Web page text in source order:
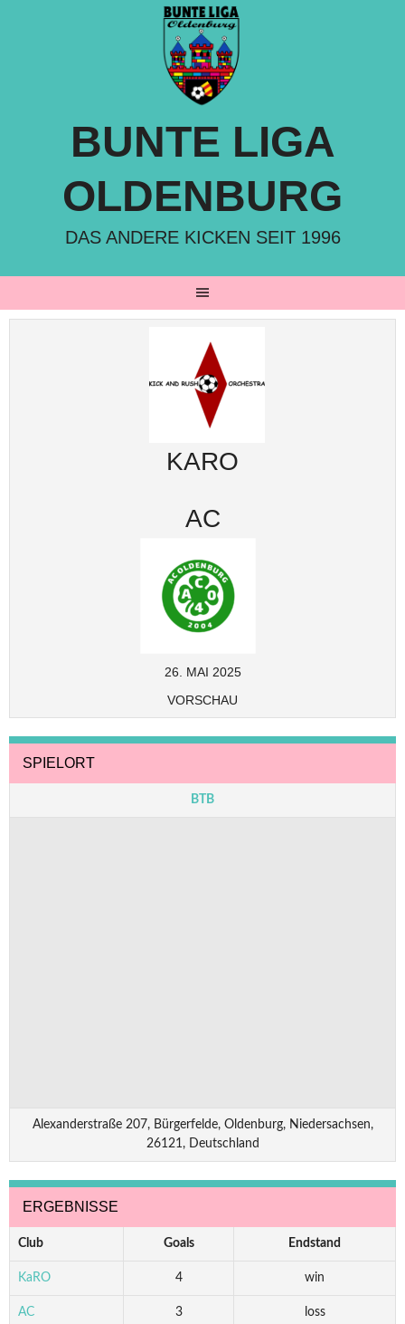
BUNTE LIGA
OLDENBURG
DAS ANDERE KICKEN SEIT 1996
KARO
AC
26. MAI 2025
VORSCHAU
SPIELORT
BTB
Alexanderstraße 207, Bürgerfelde, Oldenburg, Niedersachsen,
26121, Deutschland
ERGEBNISSE
Club Goals Endstand
KaRO 4 win
AC 3 loss